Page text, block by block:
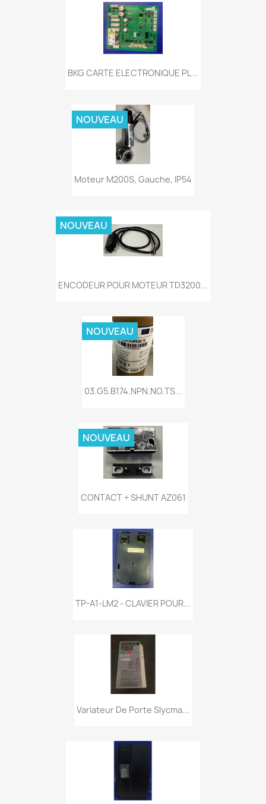
BKG CARTE ELECTRONIQUE PL...
Moteur M200S, Gauche, IP54
NOUVEAU
ENCODEUR POUR MOTEUR TD3200...
NOUVEAU
03.G5.B174.NPN.NO.TS...
NOUVEAU
CONTACT + SHUNT AZ061
NOUVEAU
TP-A1-LM2 - CLAVIER POUR...
Variateur De Porte Slycma...